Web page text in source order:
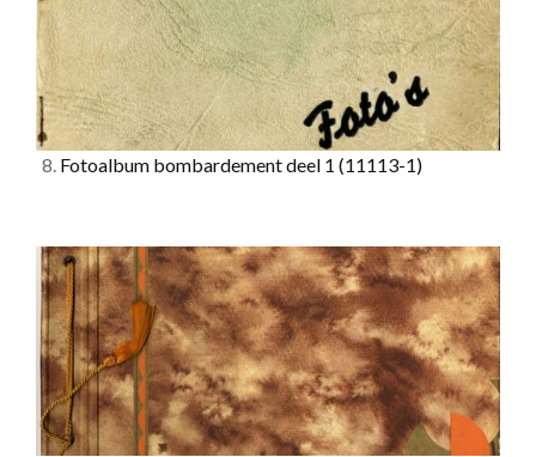
8. Fotoalbum bombardement deel 1 (11113-1)